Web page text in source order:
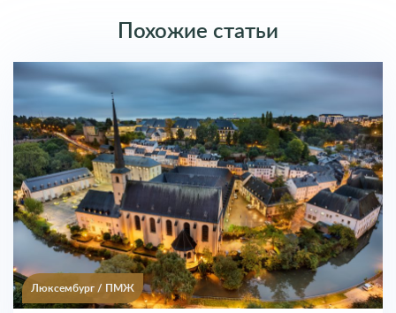
Оставить комментарий
Введите Имя
Введите Почту
Ваш комментарий
Похожие статьи
Люксембург / ПМЖ